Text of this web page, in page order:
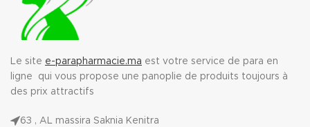
Le site e-parapharmacie.ma est votre service de para en
ligne qui vous propose une panoplie de produits toujours à
des prix attractifs
63 , AL massira Saknia Kenitra